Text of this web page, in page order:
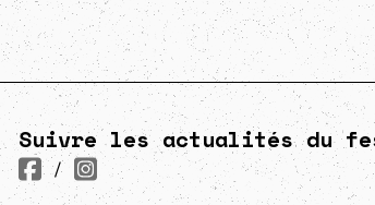
Suivre les actualités du
/